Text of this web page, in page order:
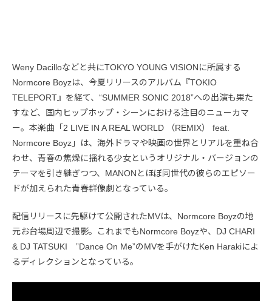
Weny Dacilloなどと共にTOKYO YOUNG VISIONに所属する
Normcore Boyzは、今夏リリースのアルバム『TOKIO
TELEPORT』を経て、“SUMMER SONIC 2018”への出演も果た
すなど、国内ヒップホップ・シーンにおける注目のニューカマ
ー。本楽曲「2 LIVE IN A REAL WORLD （REMIX） feat.
Normcore Boyz」は、海外ドラマや映画の世界とリアルを重ね合
わせ、青春の焦燥に揺れる少女というオリジナル・バージョンの
テーマを引き継ぎつつ、MANONとほぼ同世代の彼らのエピソー
ドが加えられた青春群像劇となっている。
配信リリースに先駆けて公開されたMVは、Normcore Boyzの地
元お台場周辺で撮影。これまでもNormcore Boyzや、DJ CHARI
& DJ TATSUKI ”Dance On Me”のMVを手がけたKen Harakiによ
るディレクションとなっている。